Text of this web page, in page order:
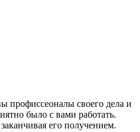
профиссеоналы своего дела и
было с вами работать.
его получением.